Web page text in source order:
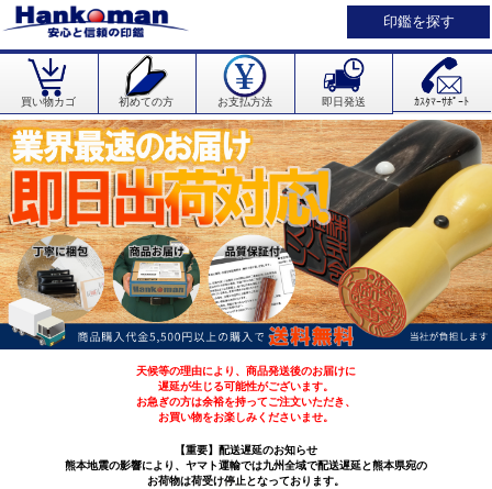
印鑑を探す
買い物カゴ 初めての方 お支払方法 即日発送 ｶｽﾀﾏｰｻﾎﾟｰﾄ
天候等の理由により、商品発送後のお届けに
遅延が生じる可能性がございます。
お急ぎの方は余裕を持ってご注文いただき、
お買い物をお楽しみくださいませ。
【重要】配送遅延のお知らせ
熊本地震の影響により、ヤマト運輸では九州全域で配送遅延と熊本県宛の
お荷物は荷受け停止となっております。